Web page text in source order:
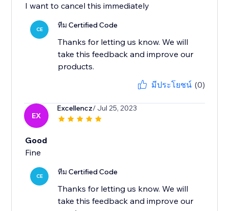
I want to cancel this immediately
CE ทีม Certified Code
Thanks for letting us know. We will
take this feedback and improve our
products.
มีประโยชน์ (0)
EX
Excellencz/ Jul 25, 2023
Good
Fine
CE ทีม Certified Code
Thanks for letting us know. We will
take this feedback and improve our